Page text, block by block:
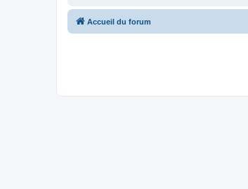
Accueil du forum